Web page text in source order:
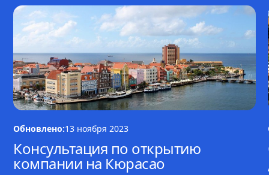
Обновлено:13 ноября 2023
Консультация по открытию
компании на Кюрасао